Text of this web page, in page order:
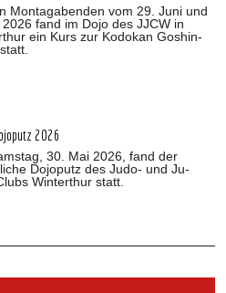
Montagabenden vom 29. Juni und
fand im Dojo des JJCW in
ein Kurs zur Kodokan Goshin-
2026
30. Mai 2026, fand der
Dojoputz des Judo- und Ju-
Winterthur statt.